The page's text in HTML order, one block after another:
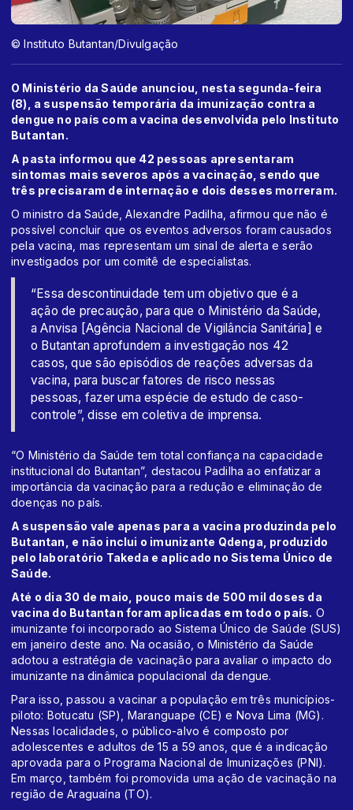
© Instituto Butantan/Divulgação
O Ministério da Saúde anunciou, nesta segunda-feira
(8), a suspensão temporária da imunização contra a
dengue no país com a vacina desenvolvida pelo Instituto
Butantan.
A pasta informou que 42 pessoas apresentaram
sintomas mais severos após a vacinação, sendo que
três precisaram de internação e dois desses morreram.
O ministro da Saúde, Alexandre Padilha, afirmou que não é
possível concluir que os eventos adversos foram causados
pela vacina, mas representam um sinal de alerta e serão
investigados por um comitê de especialistas.
“Essa descontinuidade tem um objetivo que é a
ação de precaução, para que o Ministério da Saúde,
a Anvisa [Agência Nacional de Vigilância Sanitária] e
o Butantan aprofundem a investigação nos 42
casos, que são episódios de reações adversas da
vacina, para buscar fatores de risco nessas
pessoas, fazer uma espécie de estudo de caso-
controle”, disse em coletiva de imprensa.
“O Ministério da Saúde tem total confiança na capacidade
institucional do Butantan”, destacou Padilha ao enfatizar a
importância da vacinação para a redução e eliminação de
doenças no país.
A suspensão vale apenas para a vacina produzinda pelo
Butantan, e não inclui o imunizante Qdenga, produzido
pelo laboratório Takeda e aplicado no Sistema Único de
Saúde.
Até o dia 30 de maio, pouco mais de 500 mil doses da
vacina do Butantan foram aplicadas em todo o país. O
imunizante foi incorporado ao Sistema Único de Saúde (SUS)
em janeiro deste ano. Na ocasião, o Ministério da Saúde
adotou a estratégia de vacinação para avaliar o impacto do
imunizante na dinâmica populacional da dengue.
Para isso, passou a vacinar a população em três municípios-
piloto: Botucatu (SP), Maranguape (CE) e Nova Lima (MG).
Nessas localidades, o público-alvo é composto por
adolescentes e adultos de 15 a 59 anos, que é a indicação
aprovada para o Programa Nacional de Imunizações (PNI).
Em março, também foi promovida uma ação de vacinação na
região de Araguaína (TO).